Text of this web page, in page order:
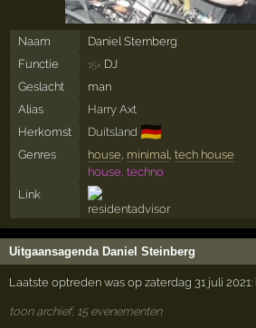
Naam
Daniel Sternberg
Functie
15× DJ
Geslacht
man
Alias
Harry Axt
Herkomst
Duitsland 🇩🇪
Genres house, minimal, tech house
house, techno
Link
Uitgaansagenda Daniel Steinberg
Laatste optreden was op zaterdag 31 juli 2021:
toon archief, 15 evenementen